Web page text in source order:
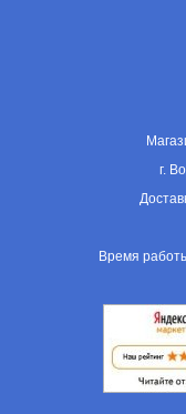
г.
Время